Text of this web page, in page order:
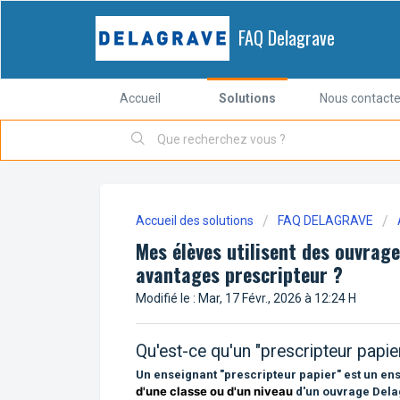
FAQ Delagrave
Accueil Solutions Nous
Accueil des solutions FAQ DELAGRAVE
Mes élèves utilisent des
avantages prescripteur ?
Modifié le : Mar, 17 Févr., 2026 à 12:24 H
Qu'est-ce qu'un "prescripteur
Un enseignant "prescripteur papier" est un
d'une classe ou d'un niveau d'un ouvrage